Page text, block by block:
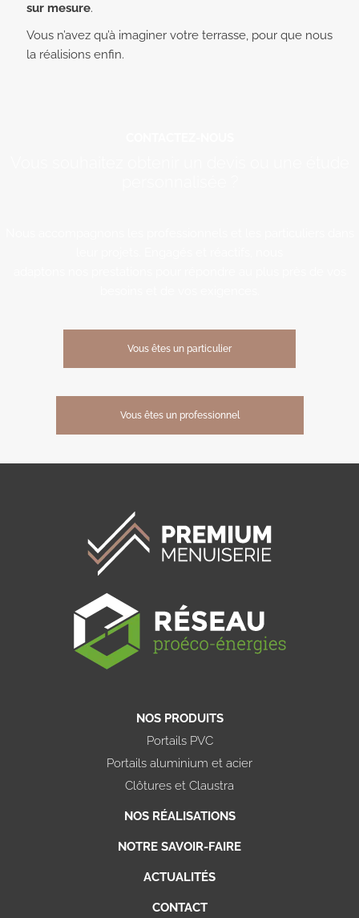
sur mesure.
Vous n’avez qu’à imaginer votre terrasse, pour que nous
la réalisions enfin.
Vous êtes un particulier
Vous êtes un professionnel
NOS PRODUITS
Portails PVC
Portails aluminium et acier
Clôtures et Claustra
NOS RÉALISATIONS
NOTRE SAVOIR-FAIRE
ACTUALITÉS
CONTACT